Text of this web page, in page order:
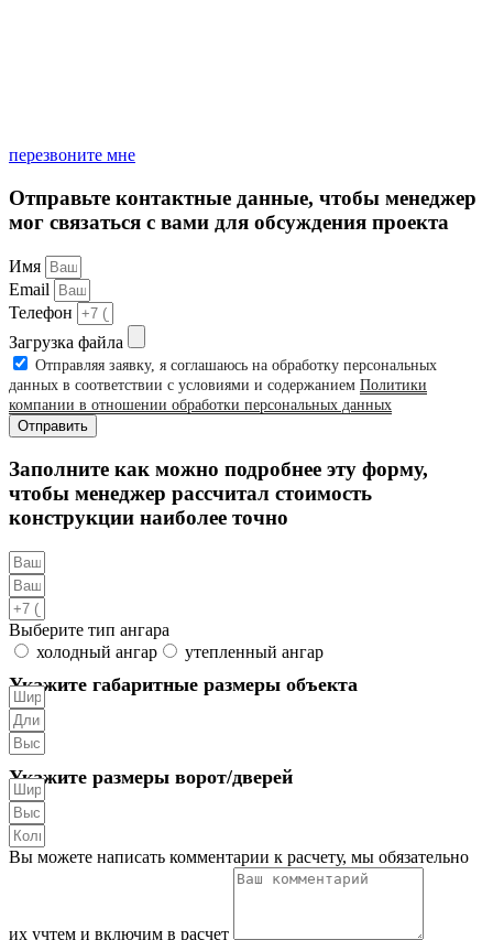
перезвоните мне
Отправьте контактные данные, чтобы менеджер
мог связаться с вами для обсуждения проекта
Имя
Email
Телефон
Загрузка файла
Отправляя заявку, я соглашаюсь на обработку персональных
данных в соответствии с условиями и содержанием Политики
компании в отношении обработки персональных данных
Отправить
Заполните как можно подробнее эту форму,
чтобы менеджер рассчитал стоимость
конструкции наиболее точно
Выберите тип ангара
холодный ангар
утепленный ангар
Укажите габаритные размеры объекта
Укажите размеры ворот/дверей
Вы можете написать комментарии к расчету, мы обязательно
их учтем и включим в расчет